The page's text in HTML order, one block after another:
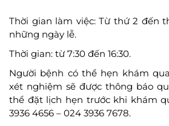
Thời gian làm việc: Từ thứ 2 đến
những ngày lễ.
Thời gian: từ 7:30 đến 16:30.
Người bệnh có thể hẹn khám
xét nghiệm sẽ được thông báo
thể đặt lịch hẹn trước khi khám
3936 4656 – 024 3936 7678.